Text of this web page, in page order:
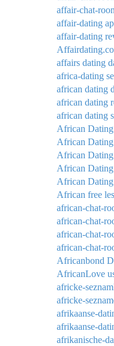
affair-chat-
affair-dating
affair-dating
affairs dating
africa-dating
african dating
african dating
african dating
African
African Dating
African Dating
African
African Dating
African free
african-chat-
african-chat-
african-chat-
african-chat-
Africanbond
AfricanLove
africke-
africke-
afrikaanse-
afrikaanse-
afrikanische-